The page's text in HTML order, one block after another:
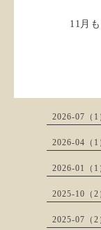
11月
2026-07（1
2026-04（1
2026-01（1
2025-10（2
2025-07（2